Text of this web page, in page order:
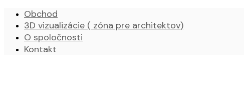
Obchod
3D vizualizácie ( zóna pre architektov)
O spoločnosti
Kontakt